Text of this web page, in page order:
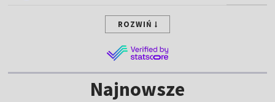
ROZWIŃ
Najnowsze